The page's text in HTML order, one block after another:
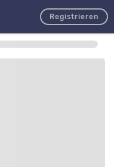
Registrieren